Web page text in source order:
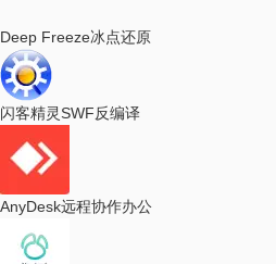
Deep Freeze冰点还原
闪客精灵SWF反编译
AnyDesk远程协作办公